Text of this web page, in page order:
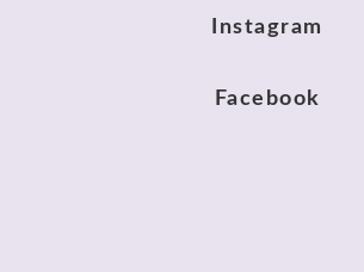
Instagram
Facebook